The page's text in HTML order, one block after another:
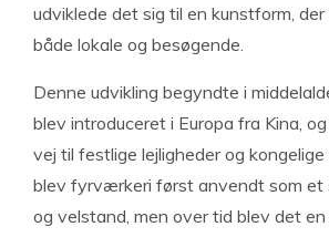
udviklede det sig til en kunstform,
både lokale og besøgende.
Denne udvikling begyndte i
blev introduceret i Europa fra Kina,
vej til festlige lejligheder og kongelige
blev fyrværkeri først anvendt som et
og velstand, men over tid blev det